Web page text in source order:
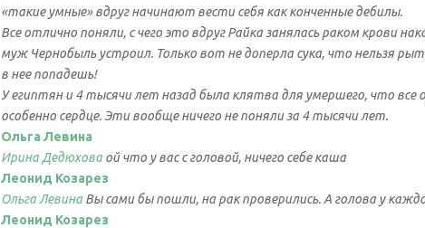
«такие умные» вдруг начинают вести себя как конченные дебилы.
Все отлично поняли, с чего это вдруг Райка занялась раком крови
муж Чернобыль устроил. Только вот не доперла сука, что нельзя
в нее попадешь!
У египтян и 4 тысячи лет назад была клятва для умершего, что все
особенно сердце. Эти вообще ничего не поняли за 4 тысячи лет.
Ольга Левина
Ирина Дедюхова ой что у вас с головой, ничего себе каша
Леонид Козарез
Ольга Левина Вы сами бы пошли, на рак проверились. А голова у
Леонид Козарез